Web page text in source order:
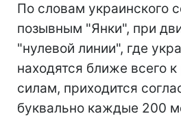
По словам украинского
позывным "Янки", при
"нулевой линии", где
находятся ближе всего
силам, приходится
буквально каждые 200